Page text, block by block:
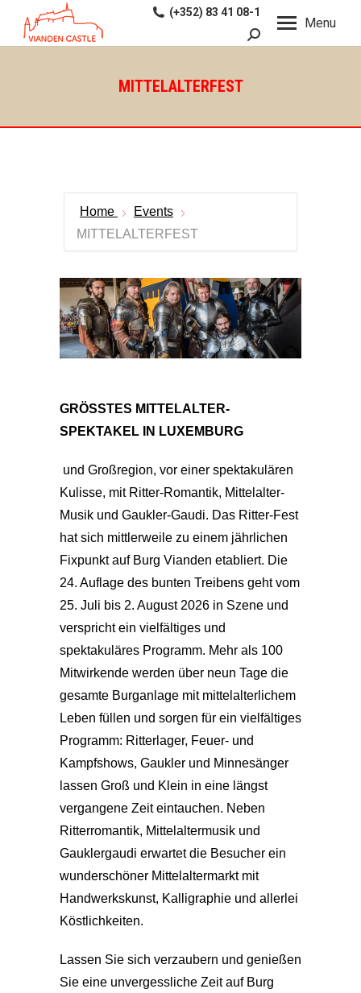
Menu
(+352) 83 41 08-1
Search:
MITTELALTERFEST
Home
Events
MITTELALTERFEST
GRÖSSTES MITTELALTER-
SPEKTAKEL IN LUXEMBURG
und Großregion, vor einer spektakulären
Kulisse, mit Ritter-Romantik, Mittelalter-
Musik und Gaukler-Gaudi. Das Ritter-Fest
hat sich mittlerweile zu einem jährlichen
Fixpunkt auf Burg Vianden etabliert. Die
24. Auflage des bunten Treibens geht vom
25. Juli bis 2. August 2026 in Szene und
verspricht ein vielfältiges und
spektakuläres Programm. Mehr als 100
Mitwirkende werden über neun Tage die
gesamte Burganlage mit mittelalterlichem
Leben füllen und sorgen für ein vielfältiges
Programm: Ritterlager, Feuer- und
Kampfshows, Gaukler und Minnesänger
lassen Groß und Klein in eine längst
vergangene Zeit eintauchen. Neben
Ritterromantik, Mittelaltermusik und
Gauklergaudi erwartet die Besucher ein
wunderschöner Mittelaltermarkt mit
Handwerkskunst, Kalligraphie und allerlei
Köstlichkeiten.
Lassen Sie sich verzaubern und genießen
Sie eine unvergessliche Zeit auf Burg